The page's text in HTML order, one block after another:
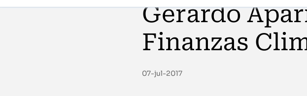
Gerardo
Finanzas
07-jul-2017